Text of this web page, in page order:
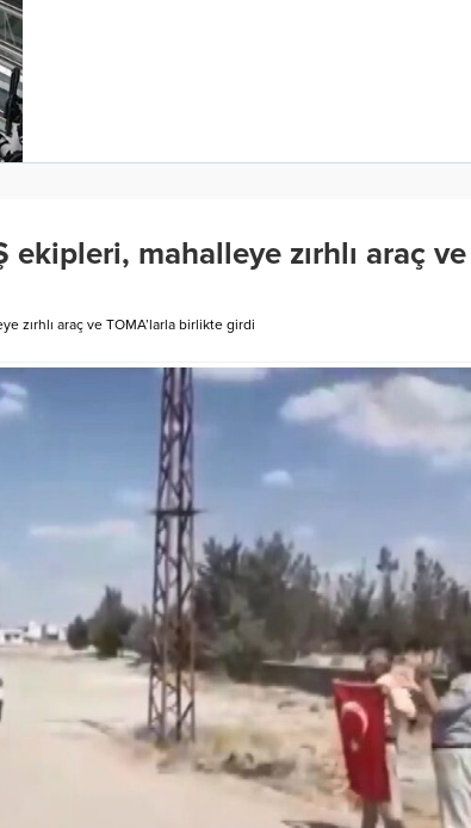
ekipleri, mahalleye zırhlı araç ve
zırhlı araç ve TOMA’larla birlikte girdi